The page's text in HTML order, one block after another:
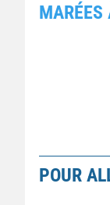
MARÉES
POUR